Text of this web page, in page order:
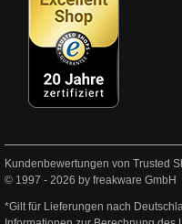
Kundenbewertungen von Trusted
© 1997 - 2026 by freakware GmbH
*Gilt für Lieferungen nach